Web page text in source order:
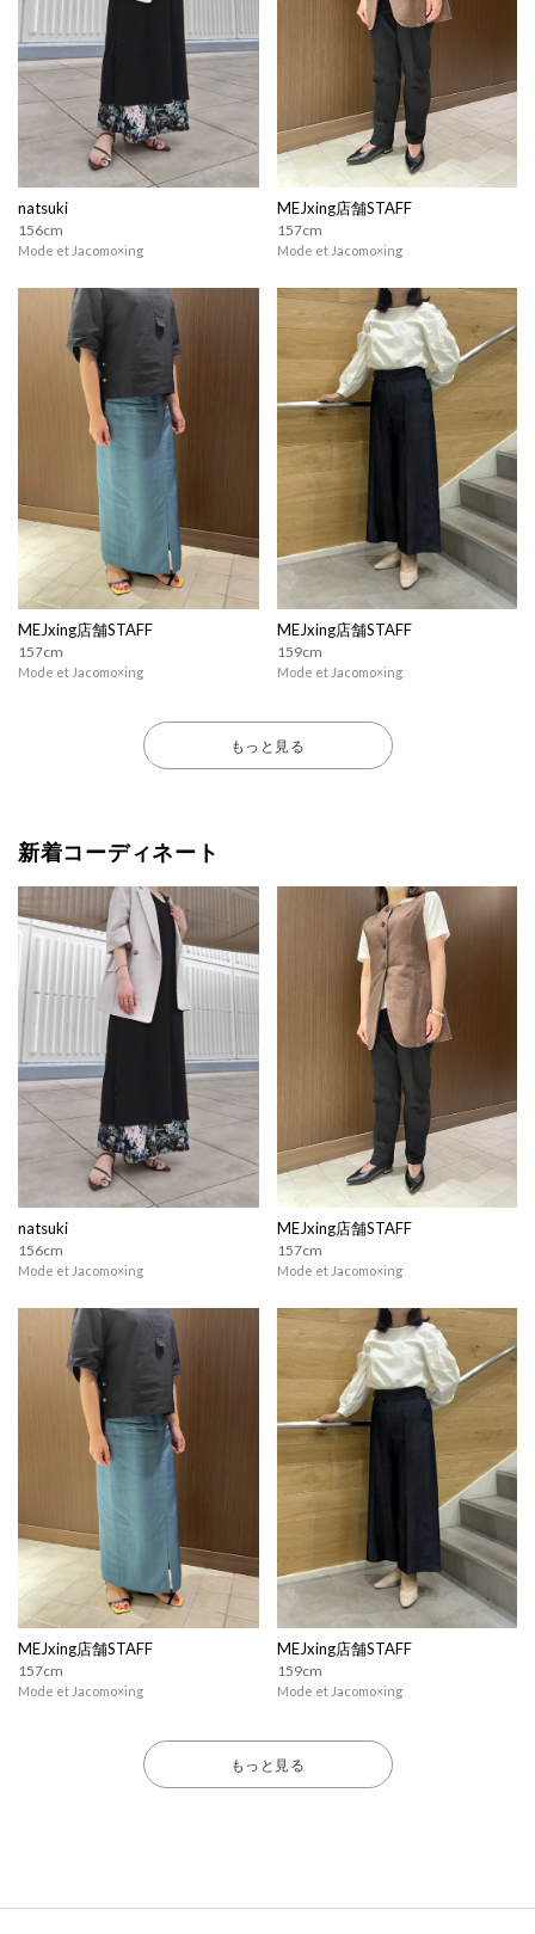
natsuki
156cm
Mode et Jacomo×ing
MEJxing店舗STAFF
157cm
Mode et Jacomo×ing
MEJxing店舗STAFF
157cm
Mode et Jacomo×ing
MEJxing店舗STAFF
159cm
Mode et Jacomo×ing
もっと見る
新着コーディネート
natsuki
156cm
Mode et Jacomo×ing
MEJxing店舗STAFF
157cm
Mode et Jacomo×ing
MEJxing店舗STAFF
157cm
Mode et Jacomo×ing
MEJxing店舗STAFF
159cm
Mode et Jacomo×ing
もっと見る